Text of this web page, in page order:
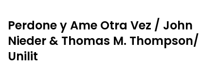
Perdone y Ame Otra Vez / John
Nieder & Thomas M. Thompson/
Unilit